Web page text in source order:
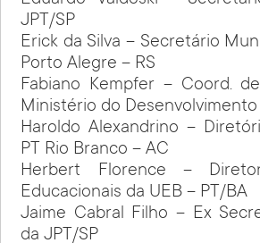
JPT/SP
Erick da Silva – Secretário
Porto Alegre – RS
Fabiano Kempfer – Coord.
Ministério do
Haroldo Alexandrino –
PT Rio Branco – AC
Herbert Florence –
Educacionais da UEB – PT/BA
Jaime Cabral Filho – Ex
da JPT/SP